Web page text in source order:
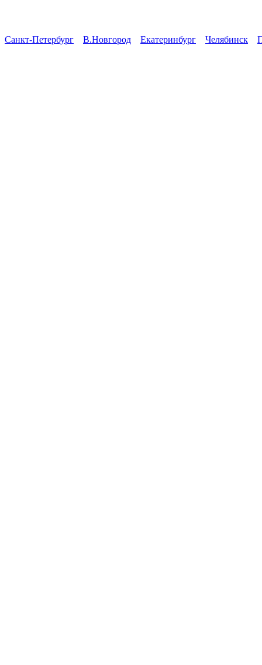
Санкт-Петербург В.Новгород Екатеринбург Челябинск